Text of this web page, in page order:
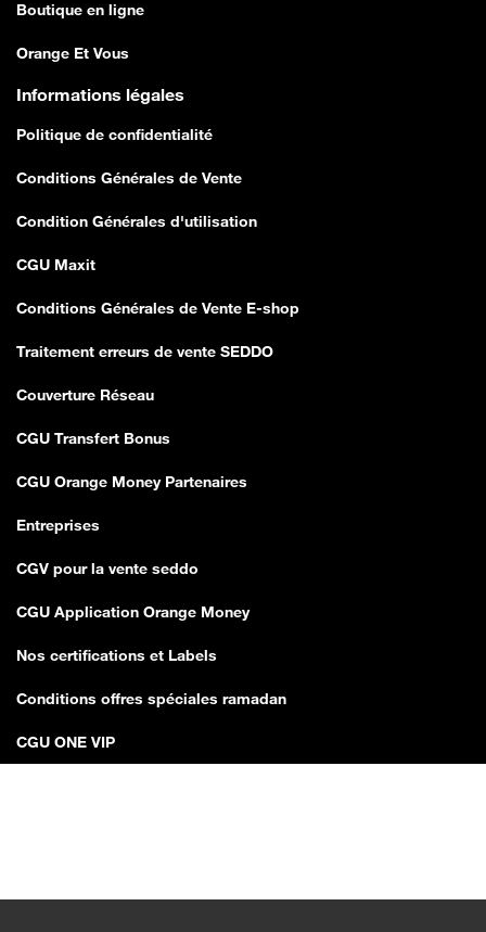
Boutique en ligne
Orange Et Vous
Informations légales
Politique de confidentialité
Conditions Générales de Vente
Condition Générales d'utilisation
CGU Maxit
Conditions Générales de Vente E-shop
Traitement erreurs de vente SEDDO
Couverture Réseau
CGU Transfert Bonus
CGU Orange Money Partenaires
Entreprises
CGV pour la vente seddo
CGU Application Orange Money
Nos certifications et Labels
Conditions offres spéciales ramadan
CGU ONE VIP